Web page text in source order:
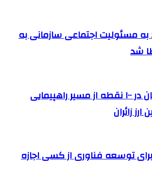
مسئولیت اجتماعی سازمانی به
شد
اینترنت رایگان در ۱۰۰ نقطه از مسیر راهپیمایی
زائران
برای توسعه فناوری از کسی اجازه